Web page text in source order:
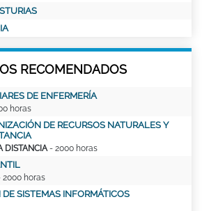
RECOMENDADOS
DE ENFERMERÍA
horas
DE RECURSOS NATURALES Y
DISTANCIA- 2000 horas
2000 horas
SISTEMAS INFORMÁTICOS